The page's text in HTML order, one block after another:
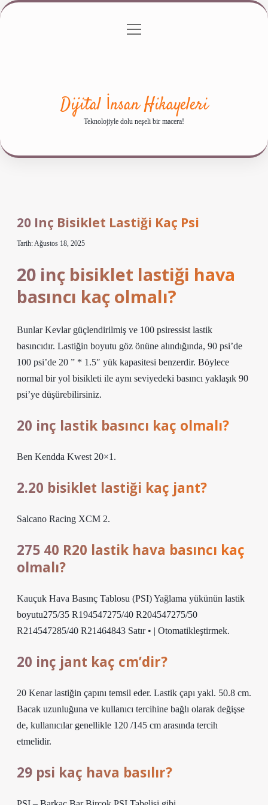
Gizlilik Politikası
menüyü
Dijital İnsan Hikayeleri
Teknolojiyle dolu neşeli bir macera!
20 Inç Bisiklet Lastiği Kaç Psi
Tarih: Ağustos 18, 2025
20 inç bisiklet lastiği hava
basıncı kaç olmalı?
Bunlar Kevlar güçlendirilmiş ve 100 psiressist lastik
basıncıdır. Lastiğin boyutu göz önüne alındığında, 90 psi’de
100 psi’de 20 ” * 1.5″ yük kapasitesi benzerdir. Böylece
normal bir yol bisikleti ile aynı seviyedeki basıncı yaklaşık 90
psi’ye düşürebilirsiniz.
20 inç lastik basıncı kaç olmalı?
Ben Kendda Kwest 20×1.
2.20 bisiklet lastiği kaç jant?
Salcano Racing XCM 2.
275 40 R20 lastik hava basıncı kaç
olmalı?
Kauçuk Hava Basınç Tablosu (PSI) Yağlama yükünün lastik
boyutu275/35 R194547275/40 R204547275/50
R214547285/40 R21464843 Satır • | Otomatikleştirmek.
20 inç jant kaç cm’dir?
20 Kenar lastiğin çapını temsil eder. Lastik çapı yakl. 50.8 cm.
Bacak uzunluğuna ve kullanıcı tercihine bağlı olarak değişse
de, kullanıcılar genellikle 120 /145 cm arasında tercih
etmelidir.
29 psi kaç hava basılır?